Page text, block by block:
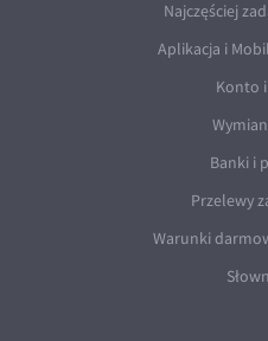
Najczęściej
Aplikacja i
Konto
Banki i
Przelewy
Warunki